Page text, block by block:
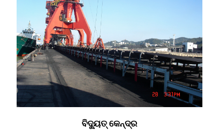
ବିଦ୍ୟୁତ୍ କେନ୍ଦ୍ର